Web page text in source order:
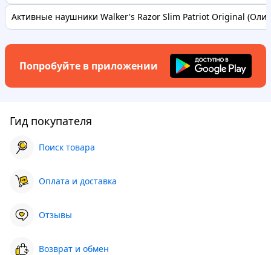
Активные наушники Walker's Razor Slim Patriot Original
Попробуйте в приложении
Гид покупателя
Поиск товара
Оплата и доставка
Отзывы
Возврат и обмен